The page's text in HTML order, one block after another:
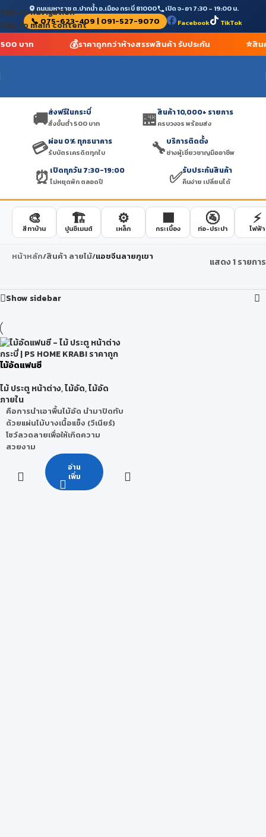
Skip to navigation
Skip to main content
ถนนมหาราช ต.ปากน้ำ อ.เมือง กระบี่ 81000 เปิด จ-อา 7:30 – 19:00 น.
📞 075-623-409 | 091-527-9070 Facebook TikTok
บาท 💰ราคาถูกกว่าห้างสรรพสินค้า รับประกัน ⭐สิน
🚚ส่งฟรีในกระบี่
สั่งขั้นต่ำ 500 บาท 🏪สินค้า 10,000+ รายการ
ครบวงจร พร้อมส่ง
💳ผ่อน 0% ทุกธนาคาร
รับบัตรเครดิตทุกใบ 🔧บริการติดตั้ง
ช่างผู้เชี่ยวชาญมืออาชีพ
⏰ เปิดทุกวัน 7:30-19:00
ไม่หยุดพัก ตลอดปี ✅รับประกันสินค้า
คืนง่าย เปลี่ยนได้
🎨
สีทาบ้าน
🏗️
ปูนซีเมนต์
⚙️
เหล็ก
🟫
กระเบื้อง
🚰
ท่อ-ประปา
⚡
ไฟฟ้า
หน้าหลัก/สินค้า ลายไม้/แอชจีนลายภูเขา แสดง 1 รายการ
Show sidebar
ไม้อัดแฟนซี
ไม้ ประตู หน้าต่าง,ไม้อัด,ไม้อัด
ภายใน
คือการนำเอาพื้นไม้อัด นำมาปิดทับ
ด้วยแผ่นไม้บางเนื้อแข็ง (วีเนียร์)
โชว์ลวดลายเพื่อให้เกิดความ
สวยงาม
ไม้อัดแฟนซีจะเน้นที่ความสวยงาม
ตามธรรมชาติ ด้วยผิววีเนียร์ไม้
อ่าน
เพิ่ม